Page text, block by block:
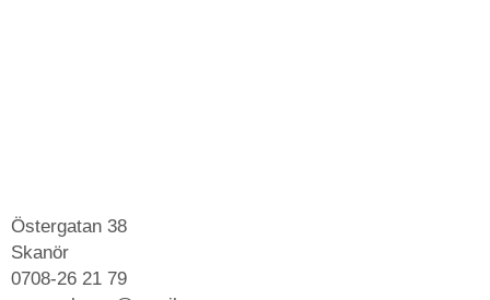
Östergatan 38
Skanör
0708-26 21 79